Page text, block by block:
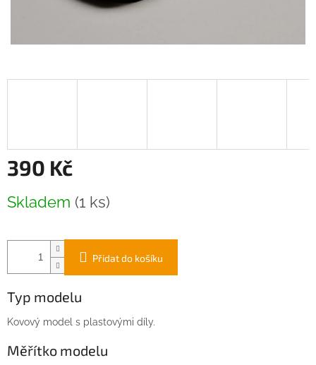
390 Kč
cena:
Skladem (1 ks)
Přidat do košíku
Typ modelu
Kovový model s plastovými díly.
Měřítko modelu